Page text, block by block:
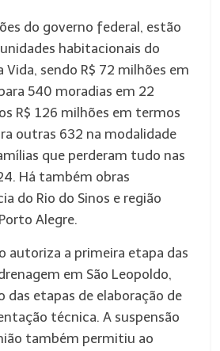
do governo federal, estão
habitacionais do
Vida, sendo R$ 72 milhões em
540 moradias em 22
R$ 126 milhões em termos
outras 632 na modalidade
que perderam tudo nas
Há também obras
do Rio do Sinos e região
Alegre.
a primeira etapa das
em São Leopoldo,
etapas de elaboração de
técnica. A suspensão
também permitiu ao